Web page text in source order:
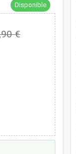
Disponible
€